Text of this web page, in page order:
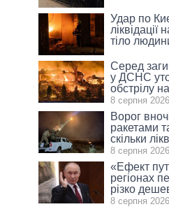
Удар по
ліквідації
тіло
Серед
у ДСНС
обстрілу
8 серпня
Ворог
ракетами
скільки
8 серпня
«Ефект
регіонах
різко
8 серпня